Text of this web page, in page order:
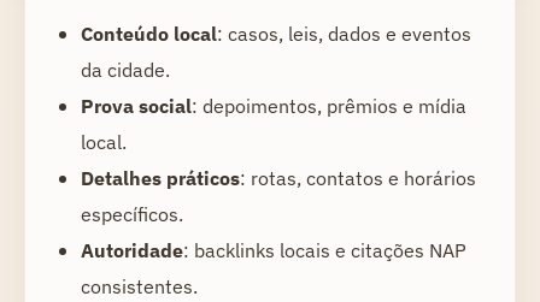
Conteúdo local: casos, leis, dados e eventos
da cidade.
Prova social: depoimentos, prêmios e mídia
local.
Detalhes práticos: rotas, contatos e horários
específicos.
Autoridade: backlinks locais e citações NAP
consistentes.